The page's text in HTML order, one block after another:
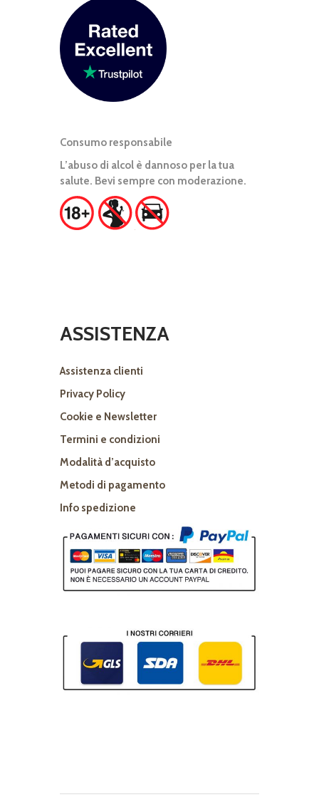
Consumo responsabile
L’abuso di alcol è dannoso per la tua
salute. Bevi sempre con moderazione.
ASSISTENZA
Assistenza clienti
Privacy Policy
Cookie e Newsletter
Termini e condizioni
Modalità d’acquisto
Metodi di pagamento
Info spedizione